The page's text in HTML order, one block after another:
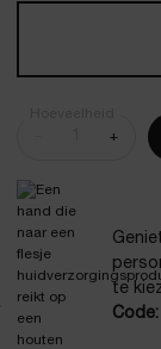
+
te
Code: